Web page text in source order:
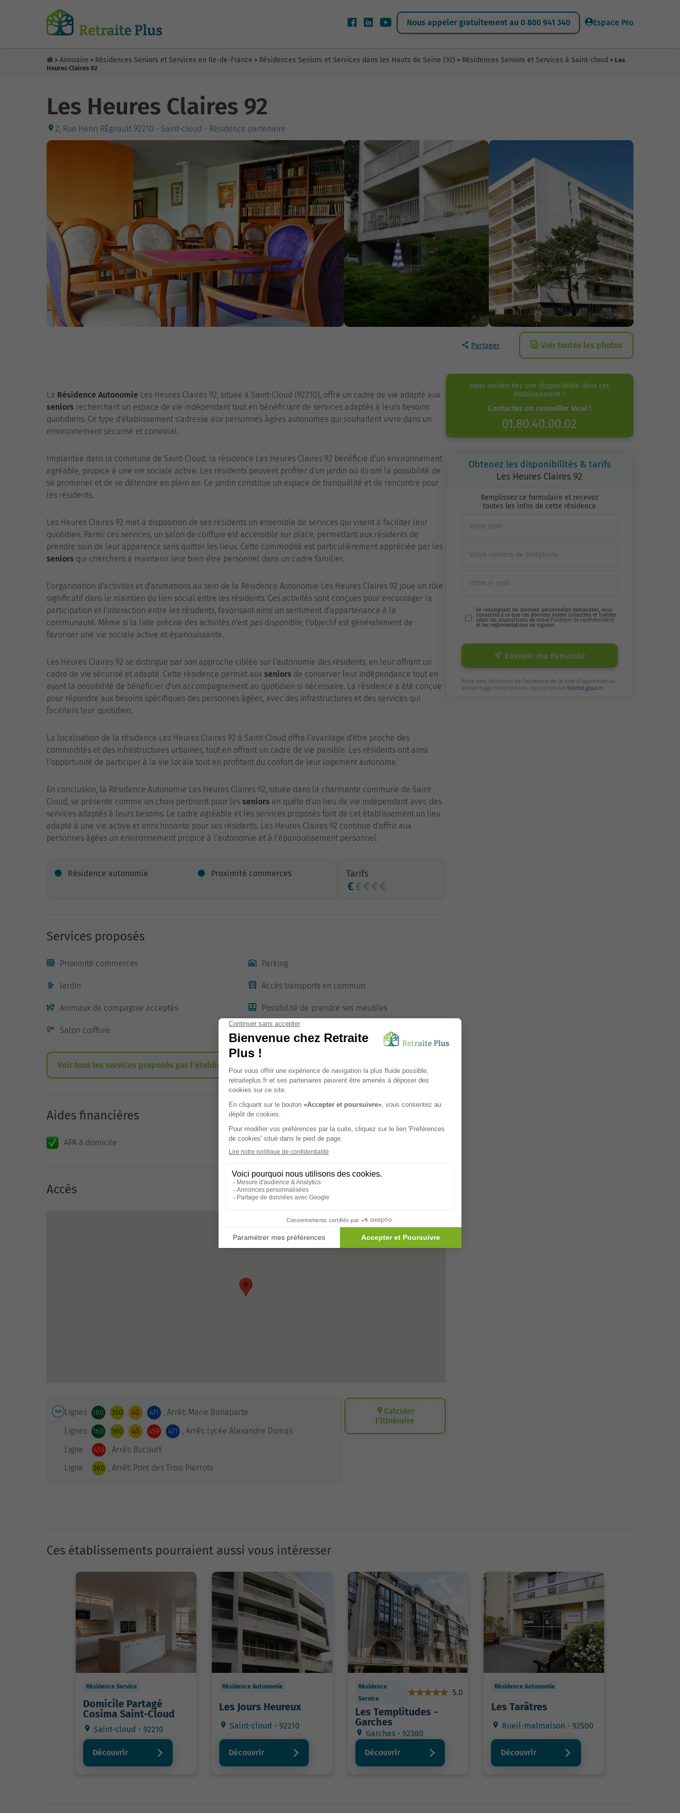
Nous appeler gratuitement au 0 800 941 340 Espace Pro
> Annuaire > Résidences Seniors et Services en Ile-de-France > Résidences Seniors et Services dans les Hauts de Seine (92) > Résidences Seniors et Services à Saint-cloud > Les
Heures Claires 92
Les Heures Claires 92
2, Rue Henri RÉgnault 92210 - Saint-cloud - Résidence partenaire
Partager Voir toutes les photos
La Résidence Autonomie Les Heures Claires 92, située à Saint-Cloud (92210), offre un cadre de vie adapté aux
seniors recherchant un espace de vie indépendant tout en bénéficiant de services adaptés à leurs besoins
quotidiens. Ce type d'établissement s'adresse aux personnes âgées autonomes qui souhaitent vivre dans un
environnement sécurisé et convivial.
Implantée dans la commune de Saint-Cloud, la résidence Les Heures Claires 92 bénéficie d'un environnement
agréable, propice à une vie sociale active. Les résidents peuvent profiter d'un jardin où ils ont la possibilité de
se promener et de se détendre en plein air. Ce jardin constitue un espace de tranquillité et de rencontre pour
les résidents.
Les Heures Claires 92 met à disposition de ses résidents un ensemble de services qui visent à faciliter leur
quotidien. Parmi ces services, un salon de coiffure est accessible sur place, permettant aux résidents de
prendre soin de leur apparence sans quitter les lieux. Cette commodité est particulièrement appréciée par les
seniors qui cherchent à maintenir leur bien-être personnel dans un cadre familier.
L'organisation d'activités et d'animations au sein de la Résidence Autonomie Les Heures Claires 92 joue un rôle
significatif dans le maintien du lien social entre les résidents. Ces activités sont conçues pour encourager la
participation et l'interaction entre les résidents, favorisant ainsi un sentiment d'appartenance à la
communauté. Même si la liste précise des activités n'est pas disponible, l'objectif est généralement de
favoriser une vie sociale active et épanouissante.
Les Heures Claires 92 se distingue par son approche ciblée sur l'autonomie des résidents, en leur offrant un
cadre de vie sécurisé et adapté. Cette résidence permet aux seniors de conserver leur indépendance tout en
ayant la possibilité de bénéficier d'un accompagnement au quotidien si nécessaire. La résidence a été conçue
pour répondre aux besoins spécifiques des personnes âgées, avec des infrastructures et des services qui
facilitent leur quotidien.
La localisation de la résidence Les Heures Claires 92 à Saint-Cloud offre l'avantage d'être proche des
commodités et des infrastructures urbaines, tout en offrant un cadre de vie paisible. Les résidents ont ainsi
l'opportunité de participer à la vie locale tout en profitant du confort de leur logement autonome.
En conclusion, la Résidence Autonomie Les Heures Claires 92, située dans la charmante commune de Saint-
Cloud, se présente comme un choix pertinent pour les seniors en quête d'un lieu de vie indépendant avec des
services adaptés à leurs besoins. Le cadre agréable et les services proposés font de cet établissement un lieu
adapté à une vie active et enrichissante pour ses résidents. Les Heures Claires 92 continue d'offrir aux
personnes âgées un environnement propice à l'autonomie et à l'épanouissement personnel.
Résidence autonomie Proximité commerces Tarifs
Services proposés
Proximité commerces Parking
Jardin Accès transports en commun
Animaux de compagnie acceptés Possibilité de prendre ses meubles
Salon coiffure
Voir tous les services proposés par l’établissement
Aides financières
APA à domicile
Accès
Lignes 160 360 40 471
, Arrêt: Marie Bonaparte
Lignes
160 360 40 459 471
, Arrêt: Lycée Alexandre Dumas
Ligne
459
, Arrêt: Bucourt
Ligne
360 , Arrêt: Pont des Trois Pierrots
Calculer
l’itinéraire
Vous recherchez une disponibilité dans cet
établissement ?
Contactez un conseiller local !
01.80.40.00.02
Obtenez les disponibilités & tarifs
Les Heures Claires 92
Remplissez ce formulaire et recevez
toutes les infos de cette résidence
En renseignant les données personnelles demandées, vous
consentez à ce que ces données soient collectées et traitées
selon les dispositions de notre Politique de confidentialité
et les réglementations en vigueur.
Envoyer ma demande
Nous vous informons de l'existence de la liste d'opposition au
démarchage téléphonique. Inscription sur bloctel.gouv.fr
Ces établissements pourraient aussi vous intéresser
Résidence Service
Domicile Partagé
Cosima Saint-Cloud
Saint-cloud - 92210
Découvrir
Résidence Autonomie
Les Jours Heureux
Saint-cloud - 92210
Découvrir
Résidence
Service
5.0
Les Templitudes -
Garches
Garches - 92380
Découvrir
Résidence Autonomie
Les Tarâtres
Rueil-malmaison - 92500
Découvrir